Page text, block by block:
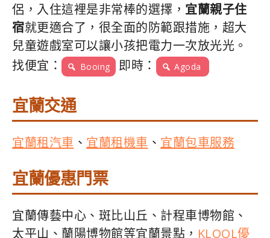
侶，入住這裡是非常棒的選擇， 宜蘭親子住
宿就更適合了，很全面的防範跟措施，超大
兒童遊戲室可以讓小孩把電力一次放光光。
找便宜：
Booing 即時： Agoda
宜蘭交通
宜蘭租汽車 、 宜蘭租機車 、 宜蘭包車服務
宜蘭優惠門票
宜蘭傳藝中心、斑比山丘、計程車博物館、
太平山、蘭陽博物館等宜蘭景點， KLOOL優